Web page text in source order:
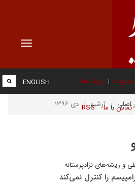
Toggle
عضویت پیوند ها
تماس با ما RSS
ENGLISH
اصلی آرشیو دی ۱۳۹۶
و ریشه‌های نژادپرستانه
را کنترل نمی‌کند